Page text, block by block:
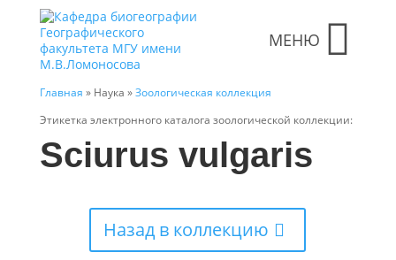
МЕНЮ
Главная » Наука »Зоологическая коллекция
Этикетка электронного каталога зоологической коллекции:
Sciurus vulgaris
Назад в коллекцию